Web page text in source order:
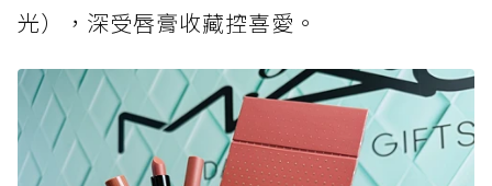
光），深受唇膏收藏控喜愛。